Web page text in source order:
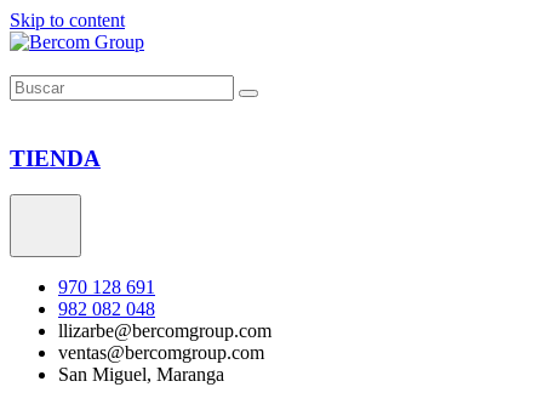
Skip to content
TIENDA
970 128 691
982 082 048
llizarbe@bercomgroup.com
ventas@bercomgroup.com
San Miguel, Maranga